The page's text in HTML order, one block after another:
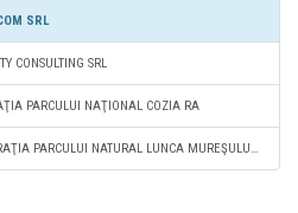
SRL
CONSULTING SRL
PARCULUI NAŢIONAL COZIA RA
40083. R.N.P. ROMSILVA - ADMINISTRAŢIA PARCULUI NATURAL LUNCA MUREŞULUI RA